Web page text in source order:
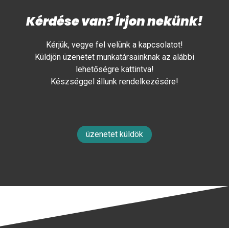
Kérdése van? Írjon nekünk!
Kérjük, vegye fel velünk a kapcsolatot!
Küldjön üzenetet munkatársainknak az alábbi
lehetőségre kattintva!
Készséggel állunk rendelkezésére!
üzenetet küldök